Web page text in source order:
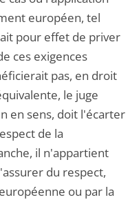
européen, tel
pour effet de priver
ces exigences
pas, en droit
le juge
en sens, doit l'écarter
de la
il n'appartient
du respect,
ou par la